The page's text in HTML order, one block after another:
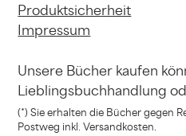
Produktsicherheit
Impressum
Unsere Bücher kaufen
Lieblingsbuchhandlung
(*) Sie erhalten die Bücher gegen
Postweg inkl. Versandkosten.